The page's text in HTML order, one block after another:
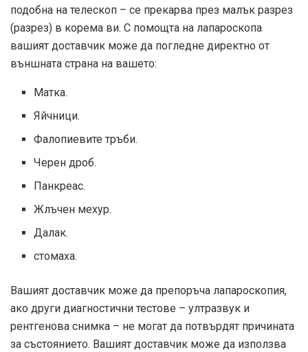
подобна на телескоп – се прекарва през малък разрез
(разрез) в корема ви. С помощта на лапароскопа
вашият доставчик може да погледне директно от
външната страна на вашето:
Матка.
Яйчници.
Фалопиевите тръби.
Черен дроб.
Панкреас.
Жлъчен мехур.
Далак.
стомаха.
Вашият доставчик може да препоръча лапароскопия,
ако други диагностични тестове – ултразвук и
рентгенова снимка – не могат да потвърдят причината
за състоянието. Вашият доставчик може да използва